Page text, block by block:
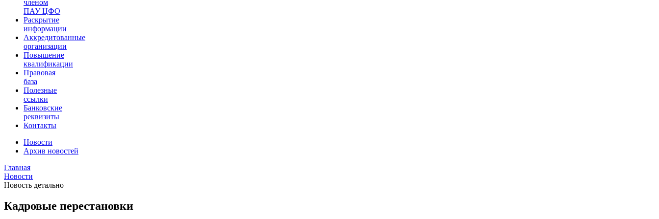
членом
ПАУ ЦФО
Раскрытие
информации
Аккредитованные
организации
Повышение
квалификации
Правовая
база
Полезные
ссылки
Банковские
реквизиты
Контакты
Новости
Архив новостей
Главная
Новости
Новость детально
Кадровые перестановки